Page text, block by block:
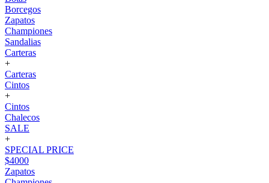
Borcegos
Zapatos
Championes
Sandalias
Carteras
+
Carteras
Cintos
+
Cintos
Chalecos
SALE
+
SPECIAL PRICE
$4000
Zapatos